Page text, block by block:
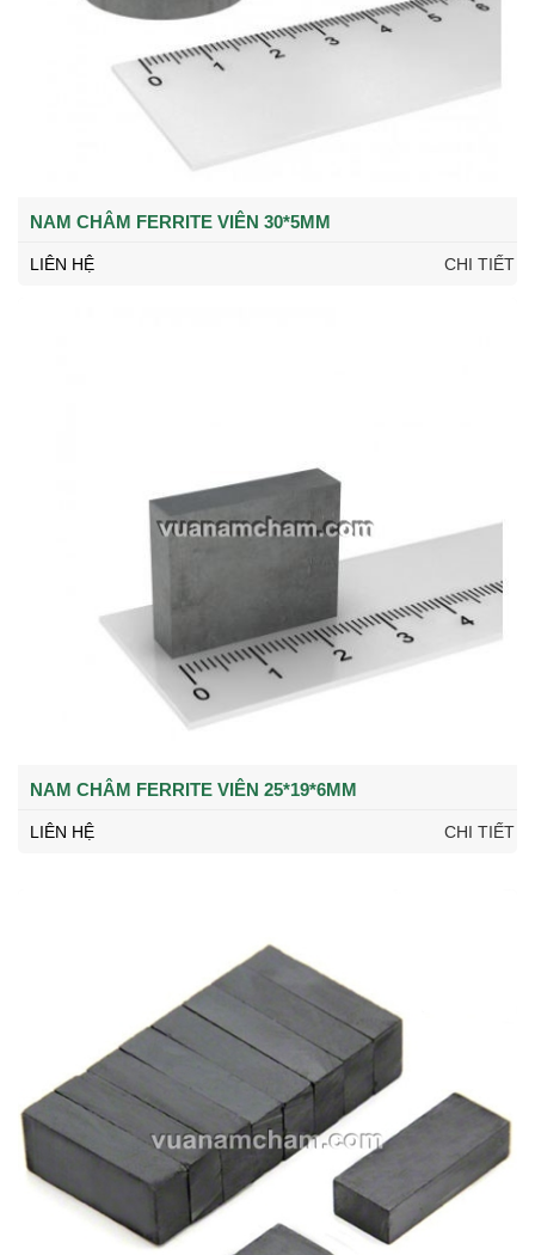
NAM CHÂM FERRITE VIÊN 30*5MM
LIÊN HỆ CHI TIẾT
NAM CHÂM FERRITE VIÊN 25*19*6MM
LIÊN HỆ CHI TIẾT